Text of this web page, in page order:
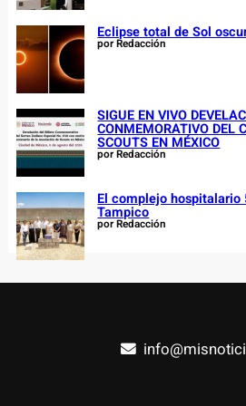
Eclipse total de Sol
por Redacción
SIGUE EN VIVO
CONMEMORATIVO DEL
SCOUTS EN MÉXICO
por Redacción
El complejo hospitalario
Tampico
por Redacción